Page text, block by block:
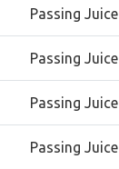
Passing Juice
Passing Juice
Passing Juice
Passing Juice